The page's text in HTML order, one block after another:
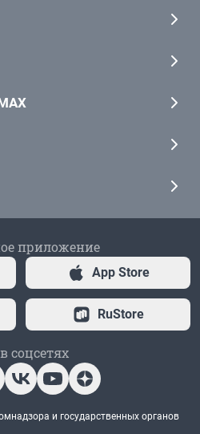
приложение
App Store
RuStore
соцсетях
и государственных органов